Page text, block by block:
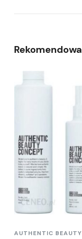
AUTHENTIC